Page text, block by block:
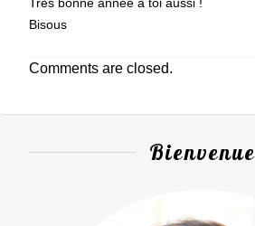
Bisous
Comments are closed.
Bienvenue